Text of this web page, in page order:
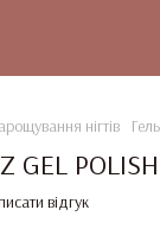
нігтів
GEL
відгук